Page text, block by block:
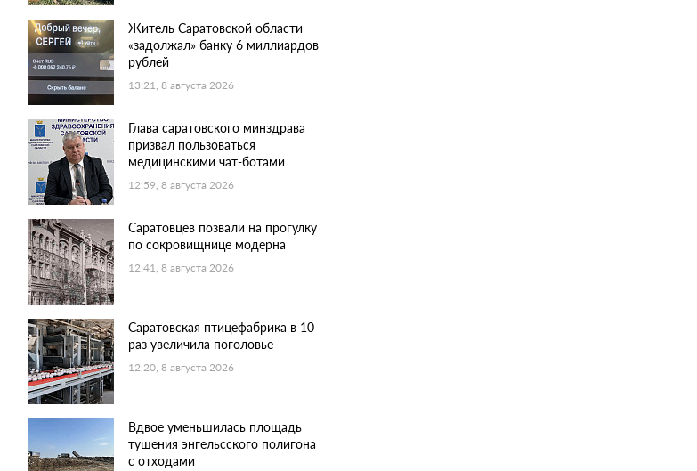
Житель Саратовской области
«задолжал» банку 6 миллиардов
рублей
13:21, 8 августа 2026
Глава саратовского минздрава
призвал пользоваться
медицинскими чат-ботами
12:59, 8 августа 2026
Саратовцев позвали на прогулку
по сокровищнице модерна
12:41, 8 августа 2026
Саратовская птицефабрика в 10
раз увеличила поголовье
12:20, 8 августа 2026
Вдвое уменьшилась площадь
тушения энгельсского полигона
с отходами